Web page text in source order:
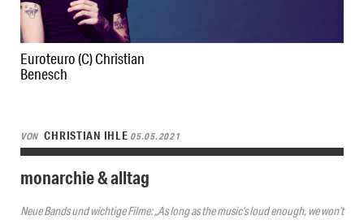
Euroteuro (C) Christian
Benesch
VON CHRISTIAN IHLE 05.05.2021
monarchie & alltag
Neue Bands und wichtige Filme: „As long as the music’s loud enough, we won’t